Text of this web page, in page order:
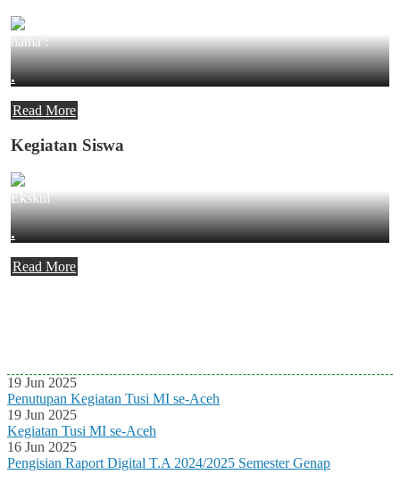
nama :
.
Read More
Kegiatan Siswa
Ekskul
.
Read More
19 Jun 2025
Penutupan Kegiatan Tusi MI se-Aceh
19 Jun 2025
Kegiatan Tusi MI se-Aceh
16 Jun 2025
Pengisian Raport Digital T.A 2024/2025 Semester Genap